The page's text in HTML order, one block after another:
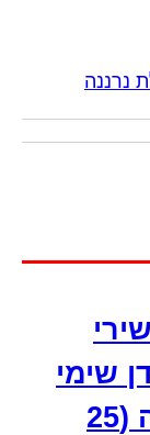
נרננה
שימי
הרשנבוים ומקהלת נרננה (25